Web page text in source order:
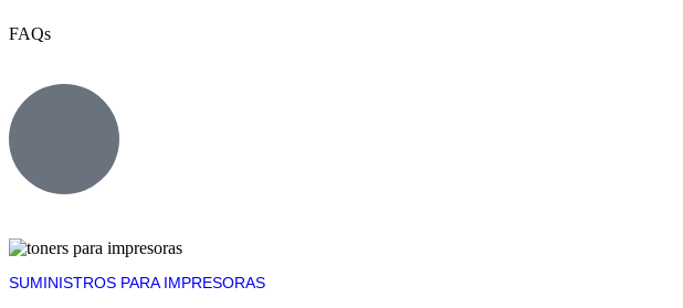
FAQs
SUMINISTROS PARA IMPRESORAS